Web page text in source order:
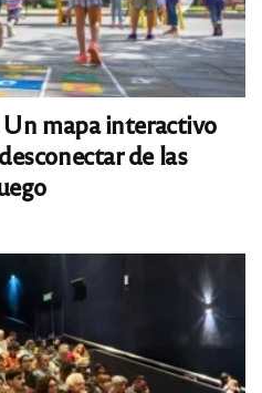
mapa interactivo
de las